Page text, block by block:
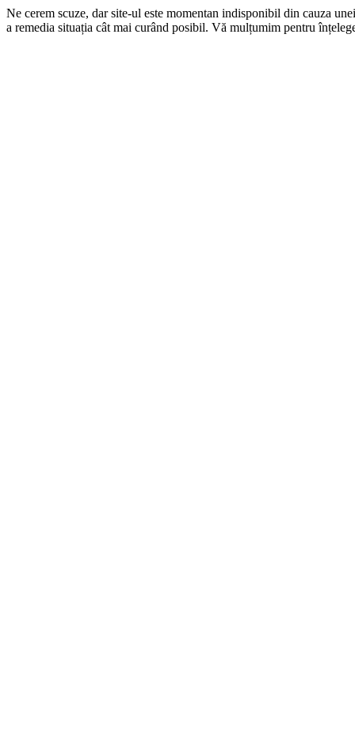
Ne cerem scuze, dar site-ul este momentan indisponibil din cauza
a remedia situația cât mai curând posibil. Vă mulțumim pentru